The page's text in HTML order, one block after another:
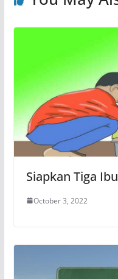
Siapkan Tiga Ibu
October 3, 2022